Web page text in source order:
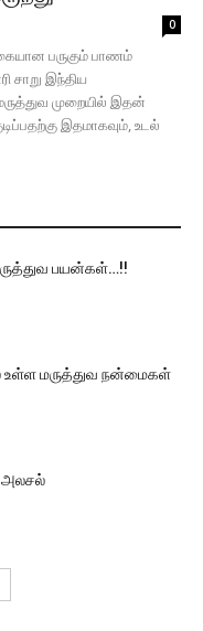
0
பருகும் பாணம்
சாறு இந்திய
முறையில் இதன்
இதமாகவும், உடல்
பயன்கள்…!!
மருத்துவ நன்மைகள்
அலசல்